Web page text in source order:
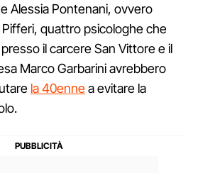
Alessia Pontenani, ovvero
Pifferi, quattro psicologhe che
il carcere San Vittore e il
Marco Garbarini avrebbero
la 40ennea evitare la